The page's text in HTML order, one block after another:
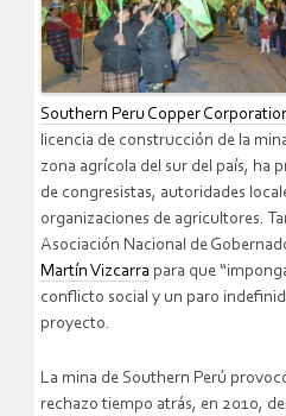
Southern Peru Copper
licencia de construcción de la
zona agrícola del sur del país, ha
de congresistas, autoridades
organizaciones de agricultores.
Asociación Nacional de
Martín Vizcarra para que
conflicto social y un paro
proyecto.
La mina de Southern Perú
rechazo tiempo atrás, en 2010,